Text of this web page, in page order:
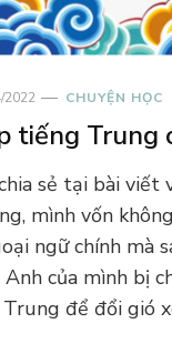
2022 CHUYỆN HỌC
tiếng Trung
sẻ tại bài viết
mình vốn
ngữ chính mà
của mình bị
để đổi gió